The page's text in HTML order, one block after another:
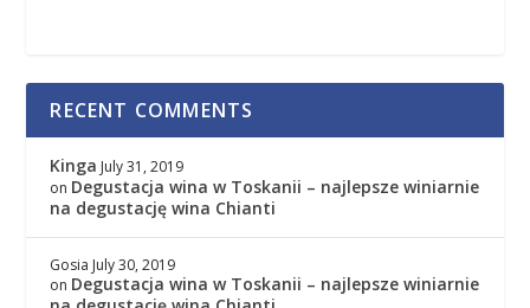
RECENT COMMENTS
Kinga July 31, 2019
on Degustacja wina w Toskanii – najlepsze winiarnie
na degustację wina Chianti
Gosia July 30, 2019
on Degustacja wina w Toskanii – najlepsze winiarnie